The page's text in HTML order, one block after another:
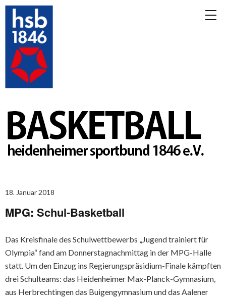
18. Januar 2018
MPG: Schul-Basketball
Das Kreisfinale des Schulwettbewerbs „Jugend trainiert für
Olympia“ fand am Donnerstagnachmittag in der MPG-Halle
statt. Um den Einzug ins Regierungspräsidium-Finale kämpften
drei Schulteams: das Heidenheimer Max-Planck-Gymnasium,
aus Herbrechtingen das Buigengymnasium und das Aalener